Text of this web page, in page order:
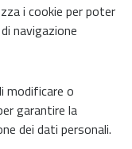
i cookie per poter
navigazione
modificare o
garantire la
dei dati personali.